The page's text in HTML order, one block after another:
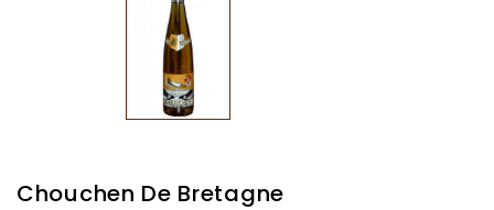
Chouchen De Bretagne